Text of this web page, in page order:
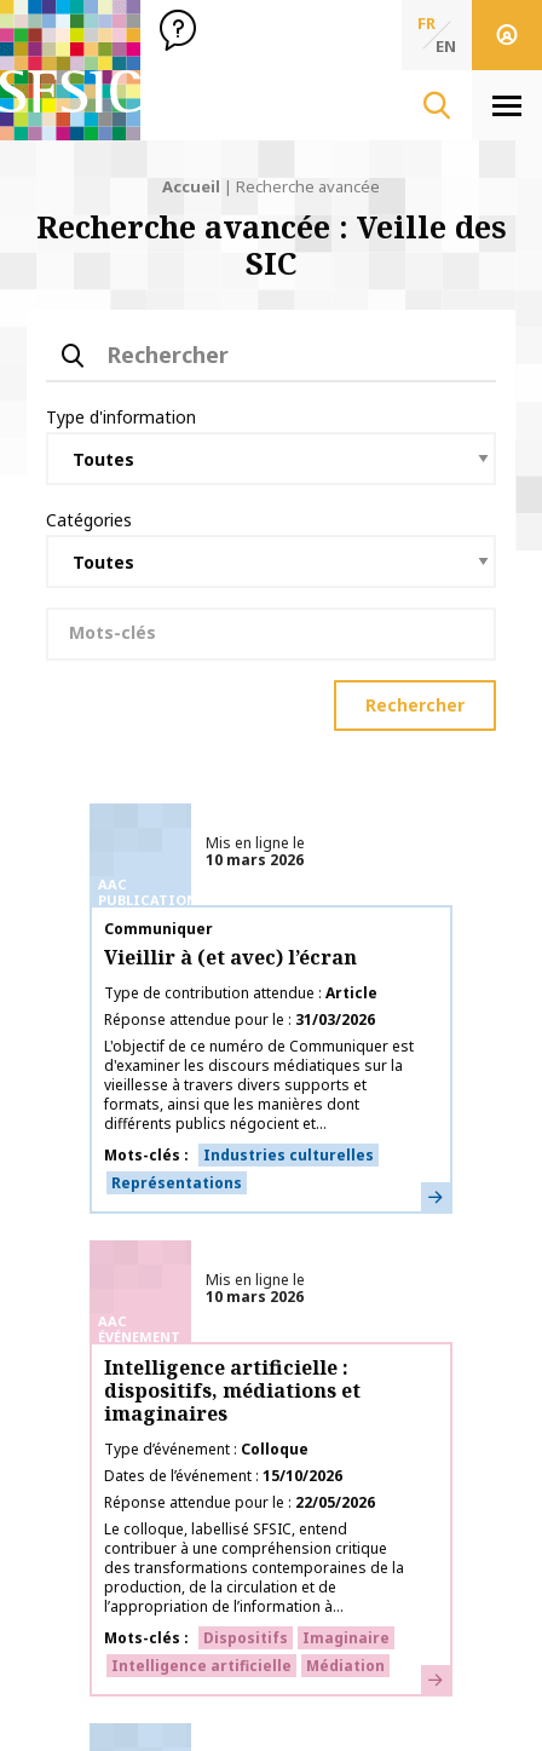
SFSIC Société Française des Sciences de l'Information & de
Société Française des Sciences
de l'Information
FR
EN
Accueil Recherche avancée
Recherche avancée : Veille des
SIC
Rechercher
Type d'information
Catégories
Mots-clés
Rechercher
AAC
PUBLICATIONS
Mis en ligne le
10 mars 2026
Nom de la publication
Communiquer
Vieillir à (et avec) l’écran
Type de contribution attendue Article
Réponse attendue pour le
31/03/2026
L'objectif de ce numéro de Communiquer est
d'examiner les discours médiatiques sur la
vieillesse à travers divers supports et
formats, ainsi que les manières dont
différents publics négocient et...
Mots-clés
Industries culturelles
Représentations
En savoir plus
AAC
ÉVÉNEMENT
Mis en ligne le
10 mars 2026
Intelligence artificielle :
dispositifs, médiations et
imaginaires
Type d’événement Colloque
Dates de l’événement 15/10/2026
Réponse attendue pour le
22/05/2026
Le colloque, labellisé SFSIC, entend
contribuer à une compréhension critique
des transformations contemporaines de la
production, de la circulation et de
l’appropriation de l’information à...
Mots-clés
Dispositifs
Imaginaire
Intelligence artificielle
Médiation En savoir plus